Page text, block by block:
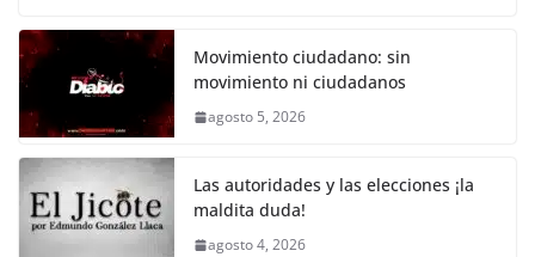
k
c
e
b
o
o
k
itt
er s
A
p
y
Li
k
gr
a
e
Movimiento ciudadano: sin
movimiento ni ciudadanos
agosto 5, 2026
Las autoridades y las elecciones ¡la
maldita duda!
agosto 4, 2026